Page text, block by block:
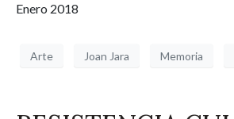
Enero 2018
Arte Joan Jara Memoria